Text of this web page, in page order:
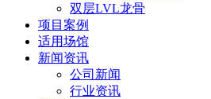
双层LVL龙骨
项目案例
适用场馆
新闻资讯
公司新闻
行业资讯